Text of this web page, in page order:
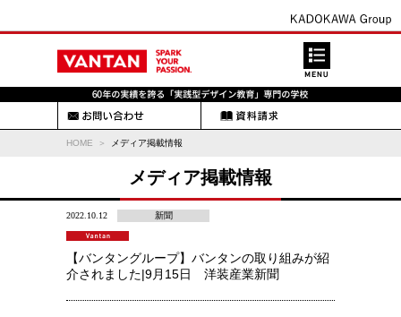
HOME メディア掲載情報
メディア掲載情報
2022.10.12 新聞
【バンタングループ】バンタンの取り組みが紹
介されました|9月15日 洋装産業新聞